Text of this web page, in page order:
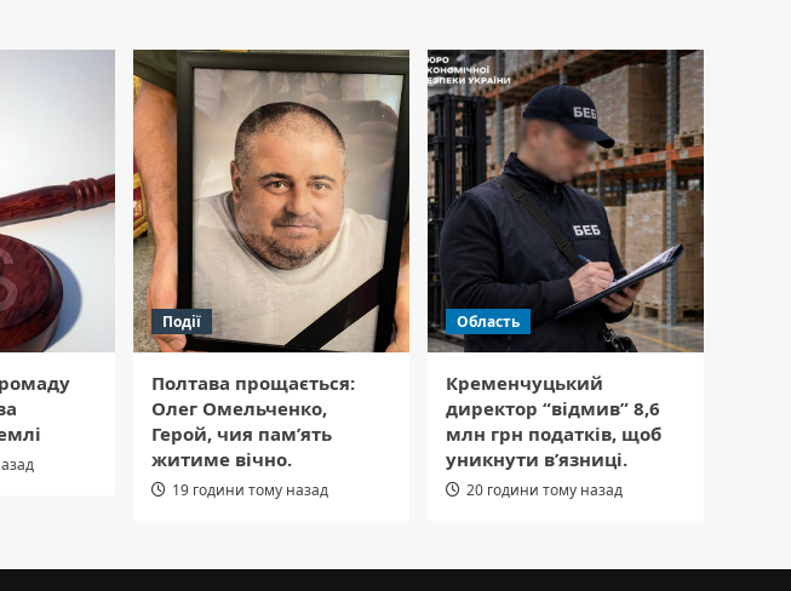
Події
Полтава прощається:
Олег Омельченко,
Герой, чия пам’ять
житиме вічно.
19 години тому назад
Область
Кременчуцький
директор “відмив” 8,6
млн грн податків, щоб
уникнути в’язниці.
20 години тому назад